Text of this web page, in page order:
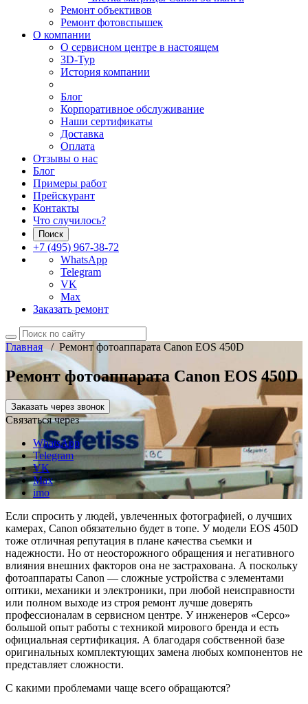
Ремонт объективов
Ремонт фотовспышек
О компании
О сервисном центре в настоящем
3D-Тур
История компании
Блог
Корпоративное обслуживание
Наши сертификаты
Доставка
Оплата
Отзывы о нас
Блог
Примеры работ
Прейскурант
Контакты
Что случилось?
Поиск
+7 (495) 967-38-72
WhatsApp
Telegram
VK
Max
Заказать ремонт
Главная/ Ремонт фотоаппарата Canon EOS 450D
Ремонт фотоаппарата Canon EOS 450D
Заказать через звонок
Связаться через
WhatsApp
Telegram
VK
Max
imo
Если спросить у людей, увлеченных фотографией, о лучших
камерах, Canon обязательно будет в топе. У модели EOS 450D
тоже отличная репутация в плане качества съемки и
надежности. Но от неосторожного обращения и негативного
влияния внешних факторов она не застрахована. А поскольку
фотоаппараты Canon — сложные устройства с элементами
оптики, механики и электроники, при любой неисправности
или полном выходе из строя ремонт лучше доверять
профессионалам в сервисном центре. У инженеров «Серсо»
большой опыт работы с техникой мирового бренда и есть
официальная сертификация. А благодаря собственной базе
оригинальных комплектующих замена любых компонентов не
представляет сложности.
С какими проблемами чаще всего обращаются?